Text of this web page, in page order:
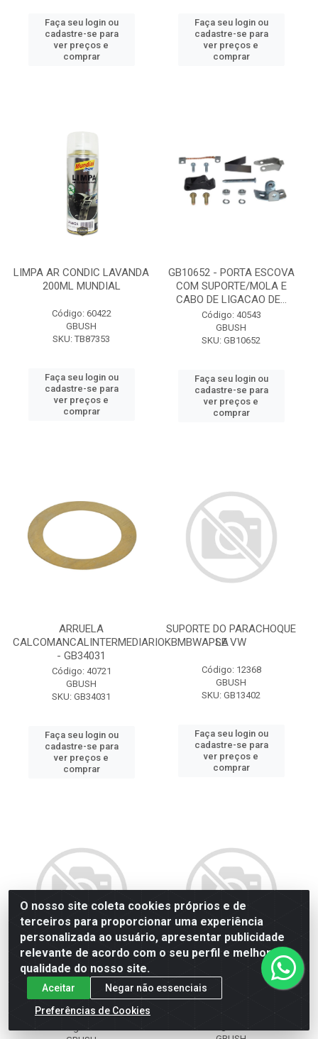
Faça seu login ou
cadastre-se para
ver preços e
comprar
Faça seu login ou
cadastre-se para
ver preços e
comprar
LIMPA AR CONDIC LAVANDA
200ML MUNDIAL
Código: 60422
GBUSH
SKU: TB87353
Faça seu login ou
cadastre-se para
ver preços e
comprar
GB10652 - PORTA ESCOVA
COM SUPORTE/MOLA E
CABO DE LIGACAO DE...
Código: 40543
GBUSH
SKU: GB10652
Faça seu login ou
cadastre-se para
ver preços e
comprar
ARRUELA
CALCOMANCALINTERMEDIARIOKBMBWAPSA
- GB34031
Código: 40721
GBUSH
SKU: GB34031
Faça seu login ou
cadastre-se para
ver preços e
comprar
SUPORTE DO PARACHOQUE
LE VW
Código: 12368
GBUSH
SKU: GB13402
Faça seu login ou
cadastre-se para
ver preços e
comprar
ANEL ADAPTADOR
LAMPADA H5 P/ H4 -
GB39288
REP PARAF COBRE ASIA
TOPIC/KIA BESTA
O nosso site coleta cookies próprios e de
terceiros para proporcionar uma experiência
personalizada ao usuário, apresentar publicidade
relevante de acordo com o seu perfil e melhorar a
qualidade do nosso site.
Aceitar
Negar não essenciais
Preferências de Cookies